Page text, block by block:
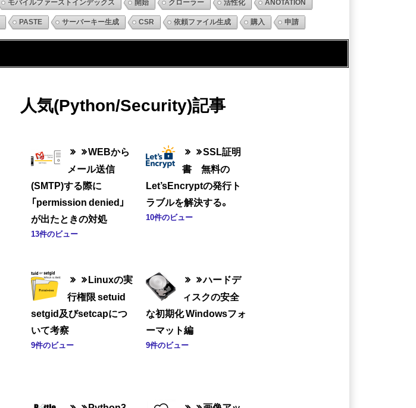
モバイルファーストインデックス 開始 クローラー 活性化 ANOTATION
PASTE サーバーキー生成 CSR 依頼ファイル生成 購入 申請
人気(Python/Security)記事
WEBから
メール送信
(SMTP)する際に
「permission denied」
が出たときの対処
13件のビュー
SSL証明
書 無料の
Let’sEncryptの発行ト
ラブルを解決する。
10件のビュー
Linuxの実
行権限 setuid
setgid及びsetcapにつ
いて考察
9件のビュー
ハードデ
ィスクの安全
な初期化 Windowsフォ
ーマット編
9件のビュー